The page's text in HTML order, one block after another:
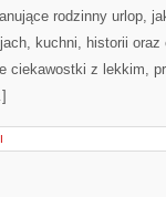
rodzinny urlop,
kuchni, historii
ciekawostki z lekkim,